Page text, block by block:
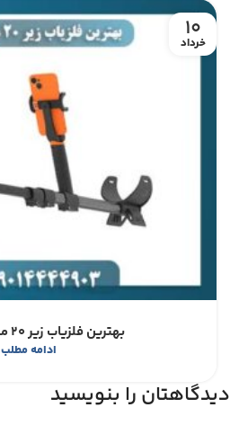
10
خرداد
بهترین فلزیاب زیر ۲۰ میلیون تومان
ادامه مطلب
دیدگاهتان را بنویسید